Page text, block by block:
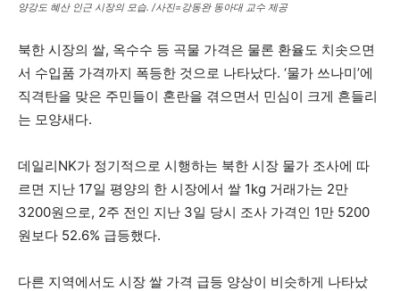
양강도 혜산 인근 시장의 모습. /사진=강동완 동아대 교수 제공
북한 시장의 쌀, 옥수수 등 곡물 가격은 물론 환율도 치솟으면
서 수입품 가격까지 폭등한 것으로 나타났다. ‘물가 쓰나미’에
직격탄을 맞은 주민들이 혼란을 겪으면서 민심이 크게 흔들리
는 모양새다.
데일리NK가 정기적으로 시행하는 북한 시장 물가 조사에 따
르면 지난 17일 평양의 한 시장에서 쌀 1kg 거래가는 2만
3200원으로, 2주 전인 지난 3일 당시 조사 가격인 1만 5200
원보다 52.6% 급등했다.
다른 지역에서도 시장 쌀 가격 급등 양상이 비슷하게 나타났